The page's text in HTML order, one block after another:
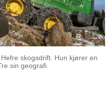
skogsdrift. Hun kjører en
sin geografi.